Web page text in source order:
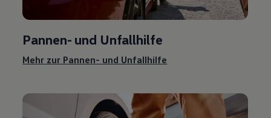
Pannen- und Unfallhilfe
Mehr zur Pannen- und Unfallhilfe